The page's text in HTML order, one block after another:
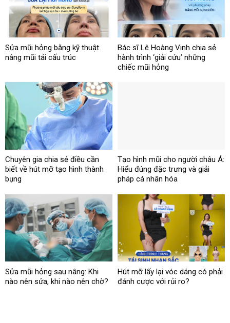
Sửa mũi hỏng bằng kỹ thuật
nâng mũi tái cấu trúc
Bác sĩ Lê Hoàng Vinh chia sẻ
hành trình ‘giải cứu’ những
chiếc mũi hỏng
Chuyên gia chia sẻ điều cần
biết về hút mỡ tạo hình thành
bụng
Tạo hình mũi cho người châu Á:
Hiểu đúng đặc trưng và giải
pháp cá nhân hóa
Sửa mũi hỏng sau nâng: Khi
nào nên sửa, khi nào nên chờ?
Hút mỡ lấy lại vóc dáng có phải
đánh cược với rủi ro?